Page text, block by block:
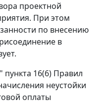
проектной
При этом
по внесению
в
пункта 16(6) Правил
неустойки
оплаты